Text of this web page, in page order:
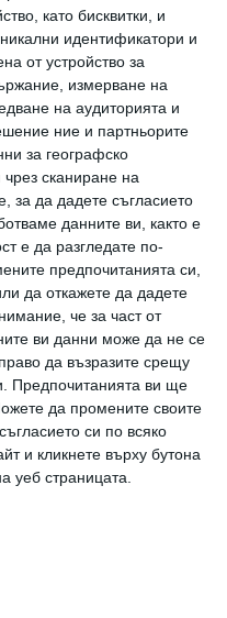
като бисквитки, и
идентификатори и
от устройство за
измерване на
на аудиторията и
ние и партньорите
за географско
сканиране на
за да дадете съгласието
данните ви, както е
е да разгледате по-
предпочитанията си,
да откажете да дадете
че за част от
ви данни може да не се
да възразите срещу
Предпочитанията ви ще
да промените своите
си по всяко
и кликнете върху бутона
уеб страницата.
избирате
нещата във
сме толкова
единствения и
живот?
че любов,
която
спиш до някой
задоволява
а не от страст, е
в 6
към нея и я